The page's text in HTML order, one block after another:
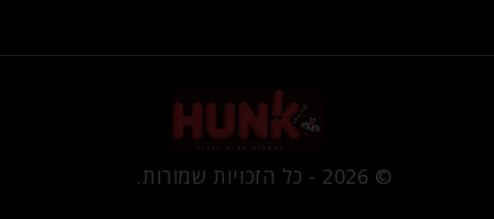
© 2026 - כל הזכויות שמורות.